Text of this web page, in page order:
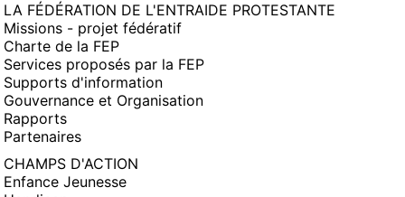
LA FÉDÉRATION DE L'ENTRAIDE PROTESTANTE
Missions - projet fédératif
Charte de la FEP
Services proposés par la FEP
Supports d'information
Gouvernance et Organisation
Rapports
Partenaires
CHAMPS D'ACTION
Enfance Jeunesse